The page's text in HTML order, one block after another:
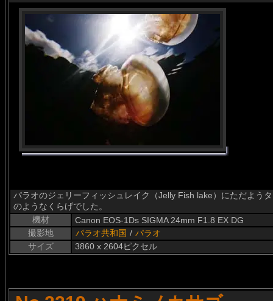
パラオのジェリーフィッシュレイク（Jelly Fish lake）にただよう
のようなくらげでした。
機材
Canon EOS-1Ds SIGMA 24mm F1.8 EX DG
撮影地
パラオ共和国 / パラオ
サイズ
3860 x 2604ピクセル